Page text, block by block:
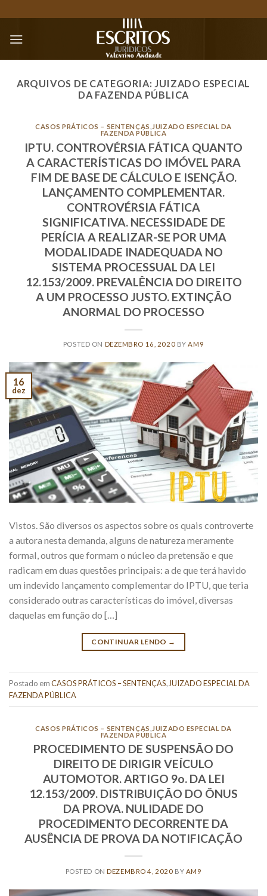
to
content
ARQUIVOS DE CATEGORIA:JUIZADO ESPECIAL
DA FAZENDA PÚBLICA
CASOS PRÁTICOS – SENTENÇAS JUIZADO ESPECIAL DA
FAZENDA PÚBLICA
IPTU. CONTROVÉRSIA FÁTICA QUANTO
A CARACTERÍSTICAS DO IMÓVEL PARA
FIM DE BASE DE CÁLCULO E ISENÇÃO.
LANÇAMENTO COMPLEMENTAR.
CONTROVÉRSIA FÁTICA
SIGNIFICATIVA. NECESSIDADE DE
PERÍCIA A REALIZAR-SE POR UMA
MODALIDADE INADEQUADA NO
SISTEMA PROCESSUAL DA LEI
12.153/2009. PREVALÊNCIA DO DIREITO
A UM PROCESSO JUSTO. EXTINÇÃO
ANORMAL DO PROCESSO
POSTED ON DEZEMBRO 16, 2020 BYAM9
16
dez
Vistos. São diversos os aspectos sobre os quais controverte
a autora nesta demanda, alguns de natureza meramente
formal, outros que formam o núcleo da pretensão e que
radicam em duas questões principais: a de que terá havido
um indevido lançamento complementar do IPTU, que teria
considerado outras características do imóvel, diversas
daquelas em função do […]
CONTINUAR LENDO →
Postado emCASOS PRÁTICOS – SENTENÇAS, JUIZADO ESPECIAL DA
FAZENDA PÚBLICA
CASOS PRÁTICOS – SENTENÇAS JUIZADO ESPECIAL DA
FAZENDA PÚBLICA
PROCEDIMENTO DE SUSPENSÃO DO
DIREITO DE DIRIGIR VEÍCULO
AUTOMOTOR. ARTIGO 9o. DA LEI
12.153/2009. DISTRIBUIÇÃO DO ÔNUS
DA PROVA. NULIDADE DO
PROCEDIMENTO DECORRENTE DA
AUSÊNCIA DE PROVA DA NOTIFICAÇÃO
POSTED ONDEZEMBRO 4, 2020 BY AM9